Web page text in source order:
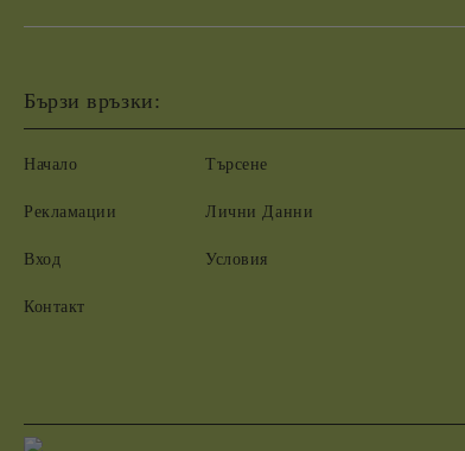
Бързи връзки:
Начало
Рекламации
Вход
Контакт
Търсене
Лични Данни
Условия